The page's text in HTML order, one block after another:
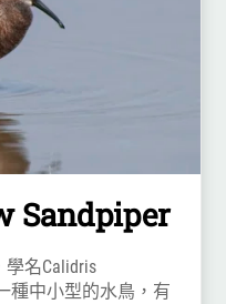
Sandpiper
學名Calidris
種中小型的水鳥，有